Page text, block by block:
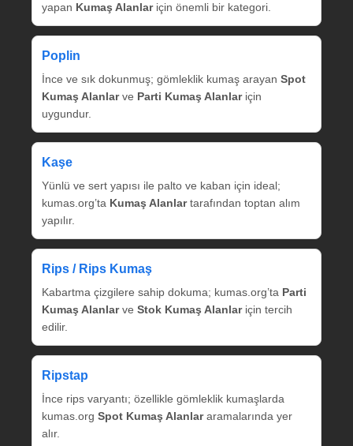
yapan Kumaş Alanlariçin önemli bir kategori.
Poplin
İnce ve sık dokunmuş; gömleklik kumaş arayan Spot
Kumaş Alanlarve Parti Kumaş Alanlariçin
uygundur.
Kaşe
Yünlü ve sert yapısı ile palto ve kaban için ideal;
kumas.org’ta Kumaş Alanlartarafından toptan alım
yapılır.
Rips / Rips Kumaş
Kabartma çizgilere sahip dokuma; kumas.org’ta Parti
Kumaş Alanlarve Stok Kumaş Alanlariçin tercih
edilir.
Ripstap
İnce rips varyantı; özellikle gömleklik kumaşlarda
kumas.org Spot Kumaş Alanlararamalarında yer
alır.